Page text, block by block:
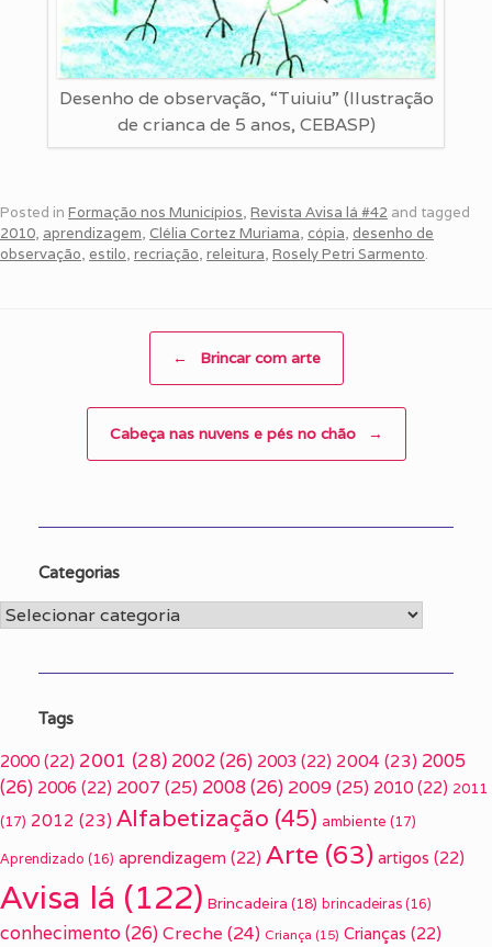
Desenho de observação, “Tuiuiu” (Ilustração
de crianca de 5 anos, CEBASP)
Posted in Formação nos Municípios, Revista Avisa lá #42 and tagged
2010, aprendizagem, Clélia Cortez Muriama, cópia, desenho de
observação, estilo, recriação, releitura, Rosely Petri Sarmento.
← Brincar com arte
Cabeça nas nuvens e pés no chão →
Categorias
Categorias
Tags
2000 (22) 2001 (28) 2002(26) 2003 (22) 2004 (23) 2005
(26) 2006 (22) 2007 (25) 2008(26) 2009(25) 2010 (22) 2011
(17) 2012 (23) Alfabetização (45) ambiente (17)
Aprendizado (16) aprendizagem (22) Arte (63) artigos (22)
Avisa lá (122) Brincadeira (18) brincadeiras (16)
conhecimento(26) Creche (24) Criança (15) Crianças (22)